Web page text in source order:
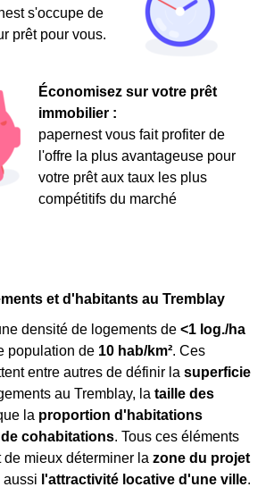
s'occupe de
prêt pour vous.
Économisez sur votre prêt
immobilier :
papernest vous fait profiter de
l'offre la plus avantageuse pour
votre prêt aux taux les plus
compétitifs du marché
et d'habitants au Tremblay
densité de logements de <1 log./ha
population de 10 hab/km². Ces
entre autres de définir la superficie
au Tremblay, la taille des
la proportion d'habitations
cohabitations. Tous ces éléments
de mieux déterminer la zone du projet
aussi l'attractivité locative d'une ville.